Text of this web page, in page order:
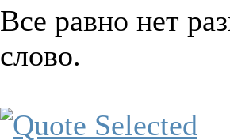
Все равно нет
слово.